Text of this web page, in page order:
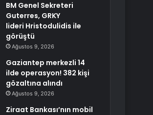
BM Genel Sekreteri
Guterres, GRKY
lideri Hristodulidis ile
görüştü
Ağustos 9, 2026
Gaziantep merkezli 14
ilde operasyon! 382 kişi
gözaltına alındı
Ağustos 9, 2026
Ziraat Bankası’nın mobil